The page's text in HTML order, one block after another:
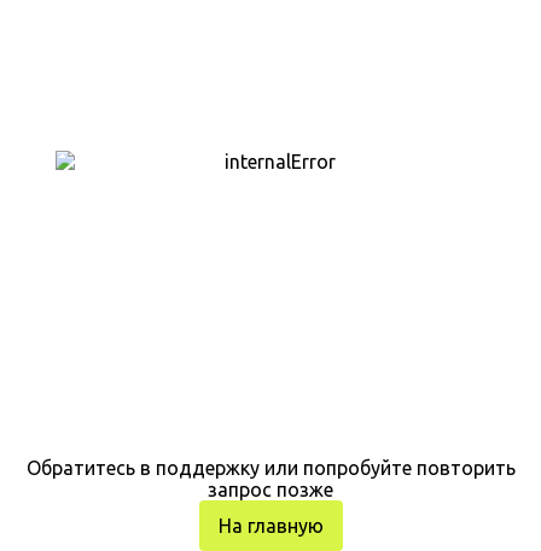
Обратитесь в поддержку или попробуйте повторить
запрос позже
На главную